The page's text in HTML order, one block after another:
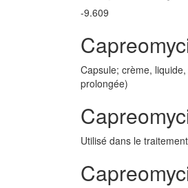
-9.609
Capsule; crème,
prolongée)
Utilisé dans le